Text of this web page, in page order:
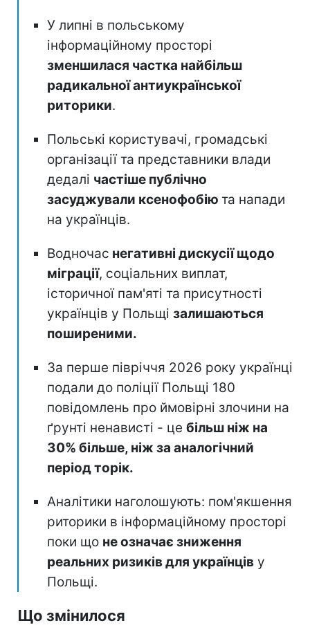
У липні в польському
інформаційному просторі
зменшилася частка найбільш
радикальної антиукраїнської
риторики.
Польські користувачі, громадські
організації та представники влади
дедалі частіше публічно
засуджували ксенофобію та напади
на українців.
Водночас негативні дискусії щодо
міграції, соціальних виплат,
історичної пам'яті та присутності
українців у Польщі залишаються
поширеними.
За перше півріччя 2026 року українці
подали до поліції Польщі 180
повідомлень про ймовірні злочини на
ґрунті ненависті - це більш ніж на
30% більше, ніж за аналогічний
період торік.
Аналітики наголошують: пом'якшення
риторики в інформаційному просторі
поки що не означає зниження
реальних ризиків для українців у
Польщі.
Що змінилося